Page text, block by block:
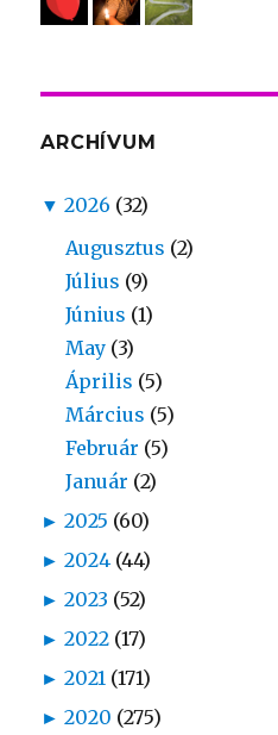
ARCHÍVUM
▼ 2026 (32)
Augusztus (2)
Július (9)
Június (1)
May (3)
Április (5)
Március (5)
Február (5)
Január (2)
► 2025 (60)
► 2024 (44)
► 2023 (52)
► 2022 (17)
► 2021 (171)
► 2020 (275)